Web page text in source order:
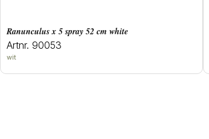
ranunculus x 5 spray 52 cm white
Artnr. 90053
wit